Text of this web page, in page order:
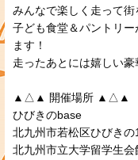
みんなで楽しく走って街
子ども食堂＆パントリ
ます！
走ったあとには嬉しい豪
▲△▲ 開催場所 ▲△▲
ひびきのbase
北九州市若松区ひびきの
北九州市立大学留学生会